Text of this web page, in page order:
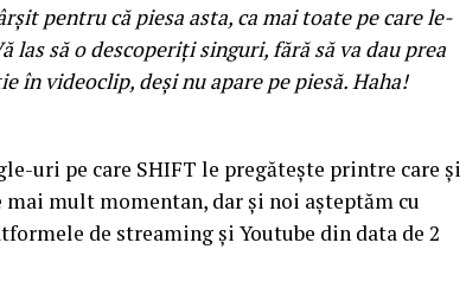
pentru că piesa asta, ca mai toate pe care le-
las să o descoperiți singuri, fără să va dau prea
în videoclip, deși nu apare pe piesă. Haha!
uri pe care SHIFT le pregătește printre care și
mult momentan, dar și noi așteptăm cu
de streaming și Youtube din data de 2